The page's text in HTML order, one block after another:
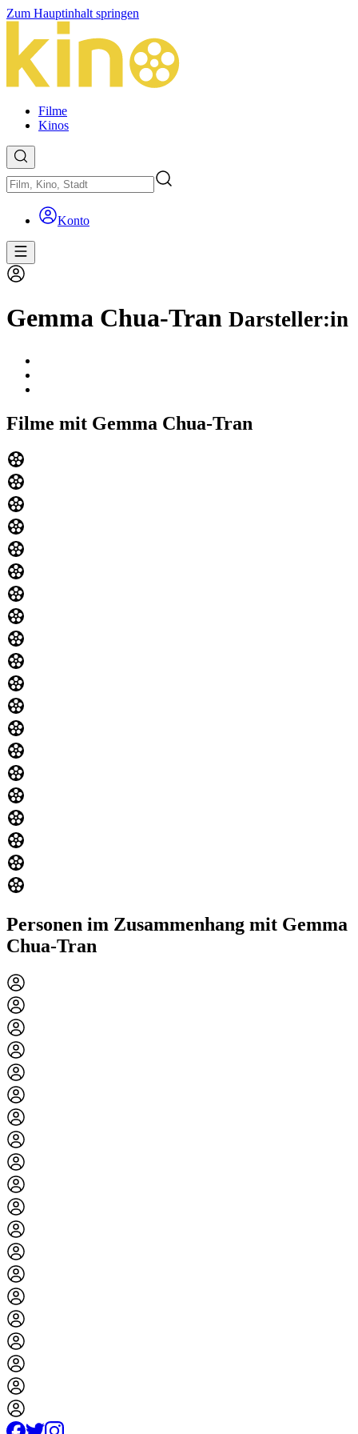
Zum Hauptinhalt springen
Filme
Kinos
Konto
Gemma Chua-Tran Darsteller:in
Filme mit Gemma Chua-Tran
Personen im Zusammenhang mit Gemma
Chua-Tran